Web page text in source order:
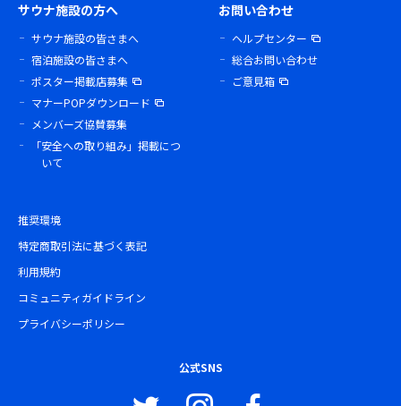
サウナ施設の方へ
サウナ施設の皆さまへ
宿泊施設の皆さまへ
ポスター掲載店募集
マナーPOPダウンロード
メンバーズ協賛募集
「安全への取り組み」掲載につ
いて
お問い合わせ
ヘルプセンター
総合お問い合わせ
ご意見箱
推奨環境
特定商取引法に基づく表記
利用規約
コミュニティガイドライン
プライバシーポリシー
公式SNS